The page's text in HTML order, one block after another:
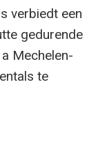
verbiedt een
gedurende
Mechelen-
te